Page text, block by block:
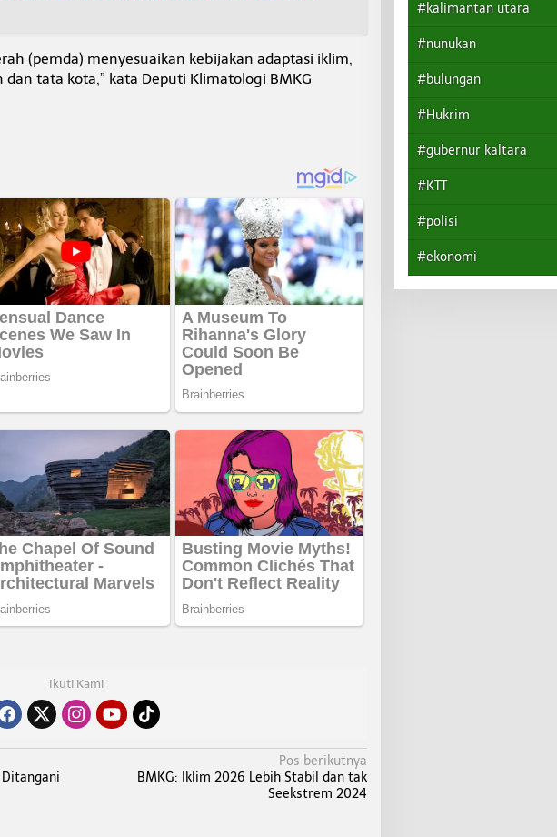
(pemda) menyesuaikan kebijakan adaptasi iklim,
tata kota,” kata Deputi Klimatologi BMKG
Ikuti Kami
Ditangani
Pos berikutnya
BMKG: Iklim 2026 Lebih Stabil dan tak
Seekstrem 2024
#kalimantan utara
#nunukan
#bulungan
#Hukrim
#gubernur kaltara
#KTT
#polisi
#ekonomi